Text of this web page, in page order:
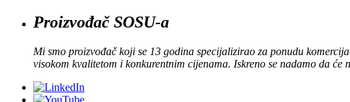
Proizvođač SOSU-a
Mi smo proizvođač koji se 13 godina specijalizirao za ponudu
visokom kvalitetom i konkurentnim cijenama. Iskreno se nadamo da će